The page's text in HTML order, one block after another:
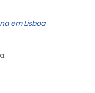
em Lisboa